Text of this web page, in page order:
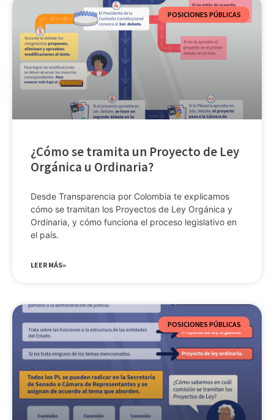
POSICIONES PÚBLICAS
¿Cómo se tramita un Proyecto de Ley
Orgánica u Ordinaria?
Desde Transparencia por Colombia te explicamos
cómo se tramitan los Proyectos de Ley Orgánica y
Ordinaria, y cómo funciona el proceso legislativo en
el país.
LEER MÁS»
POSICIONES PÚBLICAS